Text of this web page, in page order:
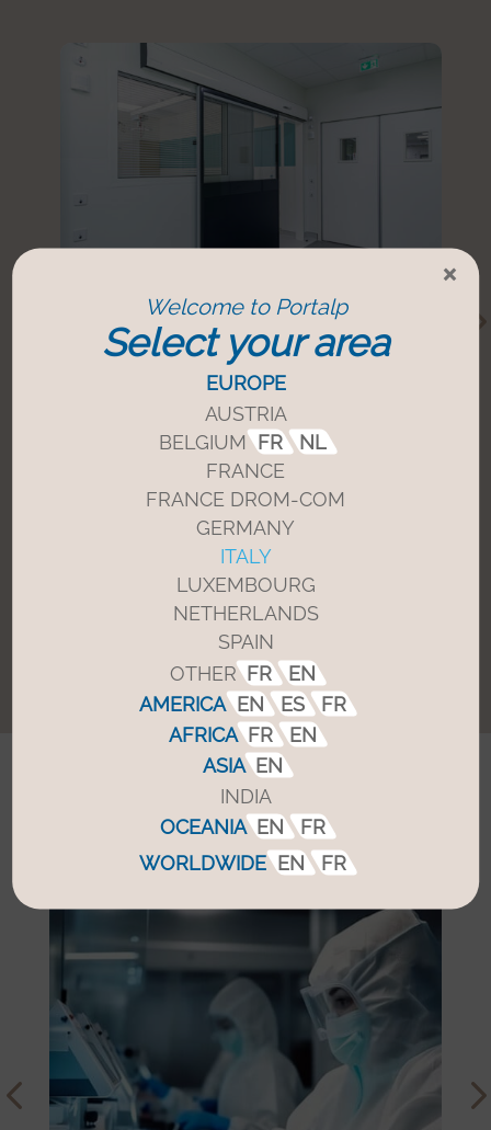
Porte a tenuta controllata
Regola con precisione il flusso d’aria
ridurre al minimo la
contaminazione incrociata
gli ambienti che richiedono un
controllo rigoroso della pressione.
Scopra di più
Ci contatti
I vostri mercati
×
Welcome to Portalp
Select your area
EUROPE
AUSTRIA
BELGIUM FR
NL
FRANCE
FRANCE DROM-COM
GERMANY
ITALY
LUXEMBOURG
NETHERLANDS
SPAIN
OTHER FR
EN
AMERICA EN ES
FR
AFRICA FR
EN
ASIA EN
INDIA
OCEANIA EN
FR
WORLDWIDE EN FR